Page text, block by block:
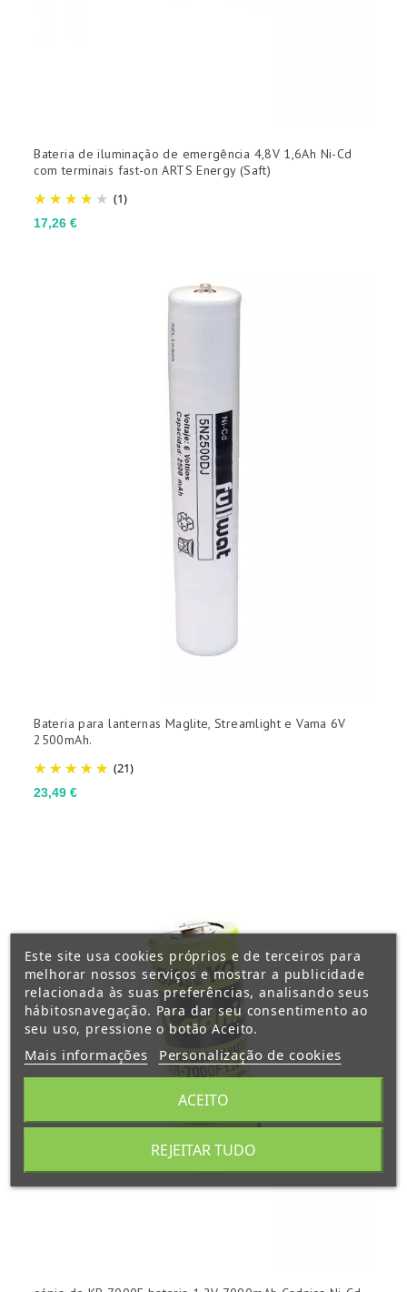
(1)
Preço
17,26 €
Bateria de iluminação de emergência 4,8V 1,6Ah Ni-Cd
com terminais fast-on ARTS Energy (Saft)
(21)
Preço
23,49 €
Bateria para lanternas Maglite, Streamlight e Vama 6V
2500mAh.
Este site usa cookies próprios e de terceiros para
melhorar nossos serviços e mostrar a publicidade
relacionada às suas preferências, analisando seus
hábitosnavegação. Para dar seu consentimento ao
seu uso, pressione o botão Aceito.
Mais informações Personalização de cookies
REJEITAR TUDO
ACEITO